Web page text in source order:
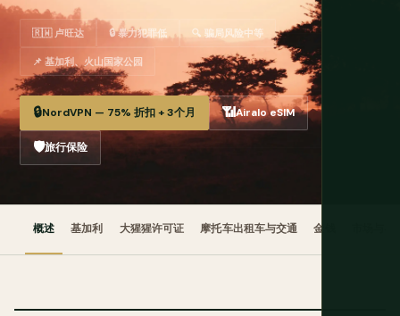
🇷🇼 卢旺达 🔒 暴力犯罪低 🔍 骗局风险中等
📌 基加利、火山国家公园
🔒NordVPN — 75% 折扣 + 3个月 📶Airalo eSIM
🛡️旅行保险
概述 基加利 大猩猩许可证 摩托车出租车与交通 金钱